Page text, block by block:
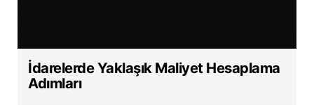
İdarelerde Yaklaşık Maliyet Hesaplama
Adımları